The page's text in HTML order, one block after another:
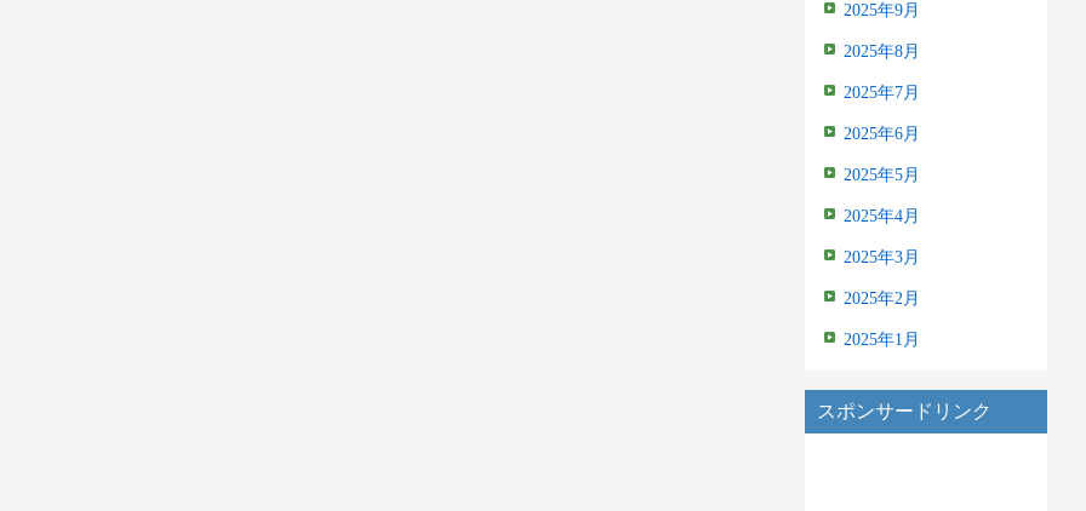
2025年9月
2025年8月
2025年7月
2025年6月
2025年5月
2025年4月
2025年3月
2025年2月
2025年1月
スポンサードリンク